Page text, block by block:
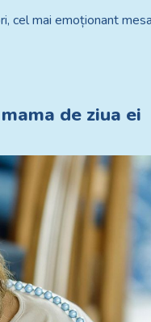
cel mai emoționant
de ziua ei